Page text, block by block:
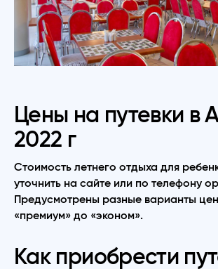
Цены на путевки в
2022 г
Стоимость летнего отдыха для
уточнить на сайте или по телефону
Предусмотрены разные варианты
«премиум» до «эконом».
Как приобрести